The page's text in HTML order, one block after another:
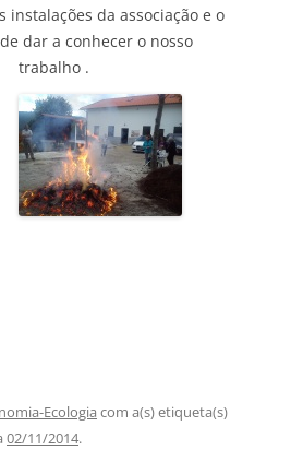
instalações da associação e o
dar a conhecer o nosso
trabalho .
Ecologia com a(s) etiqueta(s)
02/11/2014.